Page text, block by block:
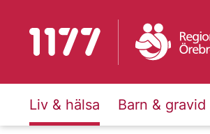
Till startsidan för 1177
Liv & hälsa Barn & gravid